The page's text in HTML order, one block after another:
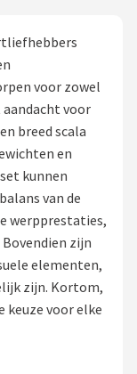
voor zowel
voor
breed scala
en
kunnen
van de
werpprestaties,
zijn
elementen,
zijn. Kortom,
keuze voor elke